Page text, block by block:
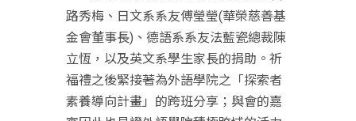
路秀梅、日文系系友傅瑩瑩(華榮慈善基
金會董事長)、德語系系友法藍瓷總裁陳
立恆，以及英文系學生家長的捐助。祈
福禮之後緊接著為外語學院之「探索者
素養導向計畫」的跨班分享；與會的嘉